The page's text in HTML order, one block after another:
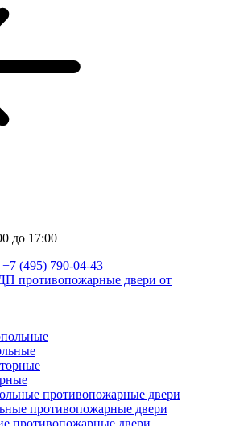
до 17:00
+7 (495) 790-04-43
противопожарные двери от
противопожарные двери